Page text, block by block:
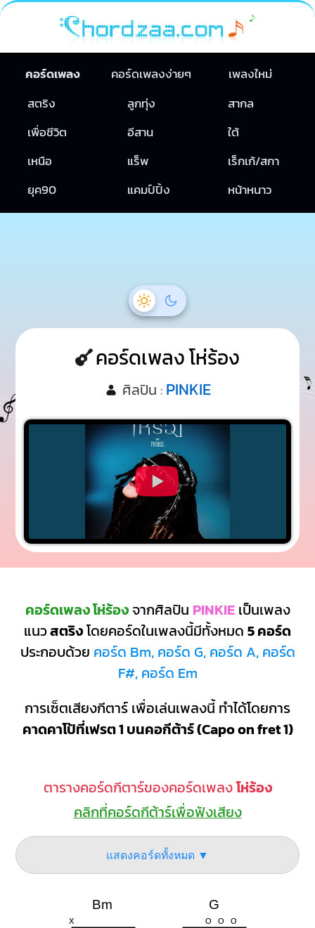
คอร์ดเพลง คอร์ดเพลงง่ายๆ
เพลงใหม่
สตริง
ลูกทุ่ง
สากล
เพื่อชีวิต
อีสาน
ใต้
เหนือ
แร็พ
เร็กเก้/สกา
ยุค90
แคมป์ปิ้ง หน้าหนาว
คอร์ดเพลง โห่ร้อง
ศิลปิน : PINKIE
คอร์ดเพลง โห่ร้องจากศิลปิน PINKIEเป็นเพลง
แนวสตริงโดยคอร์ดในเพลงนี้มีทั้งหมด 5 คอร์ด
ประกอบด้วย คอร์ด Bm, คอร์ด G, คอร์ด A, คอร์ด
F#, คอร์ด Em
การเซ็ตเสียงกีตาร์ เพื่อเล่นเพลงนี้ ทำได้โดยการ
คาดคาโป้ที่เฟรต 1 บนคอกีต้าร์ (Capo on fret 1)
ตารางคอร์ดกีตาร์ของคอร์ดเพลงโห่ร้อง
คลิกที่คอร์ดกีต้าร์เพื่อฟังเสียง
แสดงคอร์ดทั้งหมด ▼
Bm
X
G
O O O